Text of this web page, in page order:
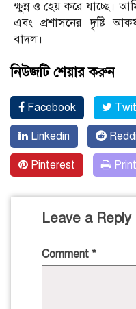
ক্ষুন্ন ও হেয় করে যাচ্ছে।
এবং প্রশাসনের দৃষ্টি
বাদল।
নিউজটি শেয়ার করুন
Facebook
Linkedin
Pinterest Print
Leave a Reply
Comment *